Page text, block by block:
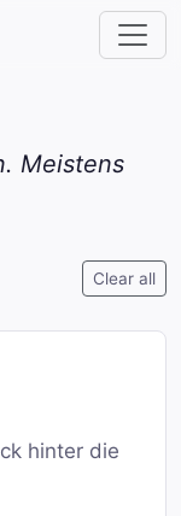
Meistens
Clear all
hinter die